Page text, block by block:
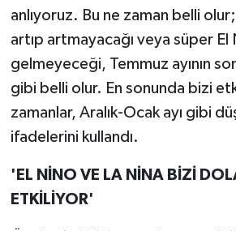
anlıyoruz. Bu ne zaman belli
artıp artmayacağı veya süper
gelmeyeceği, Temmuz ayının
gibi belli olur. En sonunda bizi
zamanlar, Aralık-Ocak ayı gibi
ifadelerini kullandı.
'EL NİNO VE LA NİNA BİZİ
ETKİLİYOR'